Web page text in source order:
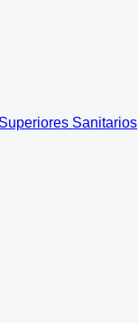
Sanitarios